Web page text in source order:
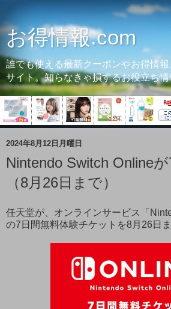
お得情報.com
誰でも使える最新クーポンやお得情
サイト。知らなきゃ損するお役立ち情
2024年8月12日月曜日
Nintendo Switch Onlineが
（8月26日まで）
任天堂が、オンラインサービス「
の7日間無料体験チケットを8月26日